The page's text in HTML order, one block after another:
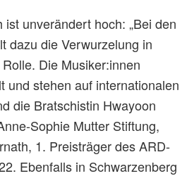
unverändert hoch: „Bei den
dazu die Verwurzelung in
Die Musiker:innen
und stehen auf internationalen
die Bratschistin Hwayoon
Sophie Mutter Stiftung,
1. Preisträger des ARD-
Ebenfalls in Schwarzenberg